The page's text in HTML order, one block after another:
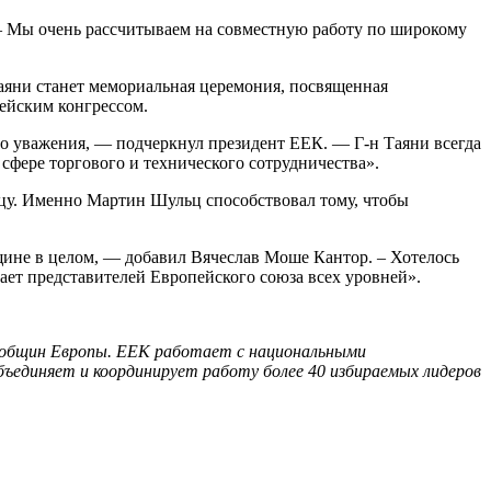
очень рассчитываем на совместную работу по широкому
станет мемориальная церемония, посвященная
конгрессом.
уважения, — подчеркнул президент ЕЕК. — Г-н Таяни всегда
торгового и технического сотрудничества».
Именно Мартин Шульц способствовал тому, чтобы
в целом, — добавил Вячеслав Моше Кантор. – Хотелось
представителей Европейского союза всех уровней».
общин Европы. ЕЕК работает с национальными
и координирует работу более 40 избираемых лидеров